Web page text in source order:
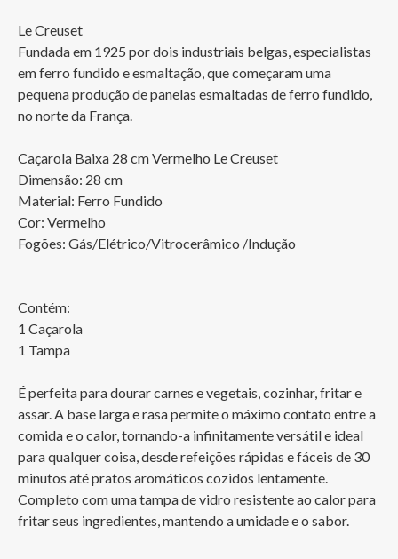
Le Creuset
Fundada em 1925 por dois industriais belgas, especialistas
em ferro fundido e esmaltação, que começaram uma
pequena produção de panelas esmaltadas de ferro fundido,
no norte da França.
Caçarola Baixa 28 cm Vermelho Le Creuset
Dimensão: 28 cm
Material: Ferro Fundido
Cor: Vermelho
Fogões: Gás/Elétrico/Vitrocerâmico /Indução
Contém:
1 Caçarola
1 Tampa
É perfeita para dourar carnes e vegetais, cozinhar, fritar e
assar. A base larga e rasa permite o máximo contato entre a
comida e o calor, tornando-a infinitamente versátil e ideal
para qualquer coisa, desde refeições rápidas e fáceis de 30
minutos até pratos aromáticos cozidos lentamente.
Completo com uma tampa de vidro resistente ao calor para
fritar seus ingredientes, mantendo a umidade e o sabor.